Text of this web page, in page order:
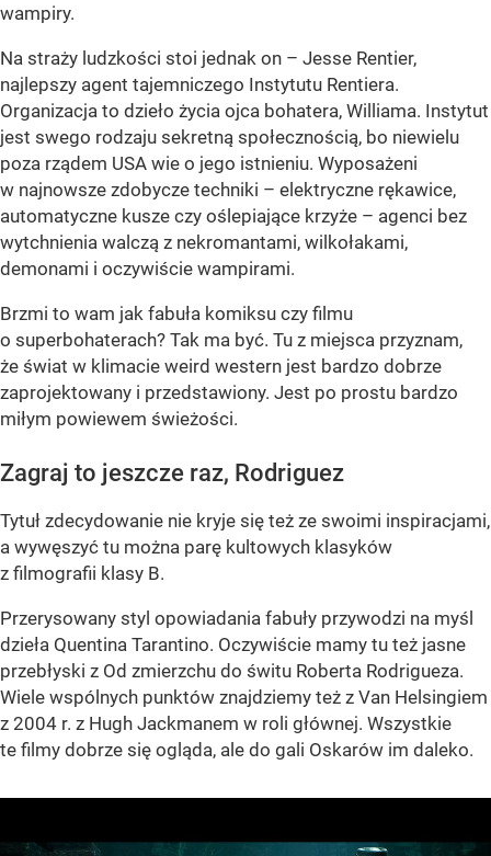
wampiry.
Na straży ludzkości stoi jednak on – Jesse Rentier,
najlepszy agent tajemniczego Instytutu Rentiera.
Organizacja to dzieło życia ojca bohatera, Williama. Instytut
jest swego rodzaju sekretną społecznością, bo niewielu
poza rządem USA wie o jego istnieniu. Wyposażeni
w najnowsze zdobycze techniki – elektryczne rękawice,
automatyczne kusze czy oślepiające krzyże – agenci bez
wytchnienia walczą z nekromantami, wilkołakami,
demonami i oczywiście wampirami.
Brzmi to wam jak fabuła komiksu czy filmu
o superbohaterach? Tak ma być. Tu z miejsca przyznam,
że świat w klimacie weird western jest bardzo dobrze
zaprojektowany i przedstawiony. Jest po prostu bardzo
miłym powiewem świeżości.
Zagraj to jeszcze raz, Rodriguez
Tytuł zdecydowanie nie kryje się też ze swoimi inspiracjami,
a wywęszyć tu można parę kultowych klasyków
z filmografii klasy B.
Przerysowany styl opowiadania fabuły przywodzi na myśl
dzieła Quentina Tarantino. Oczywiście mamy tu też jasne
przebłyski z Od zmierzchu do świtu Roberta Rodrigueza.
Wiele wspólnych punktów znajdziemy też z Van Helsingiem
z 2004 r. z Hugh Jackmanem w roli głównej. Wszystkie
te filmy dobrze się ogląda, ale do gali Oskarów im daleko.